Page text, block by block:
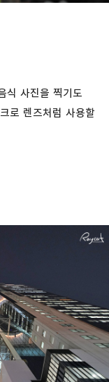
식 사진을 찍기도
로 렌즈처럼 사용할